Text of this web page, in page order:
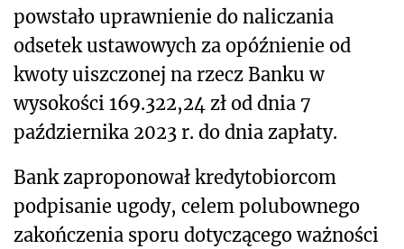
powstało uprawnienie do naliczania
odsetek ustawowych za opóźnienie od
kwoty uiszczonej na rzecz Banku w
wysokości 169.322,24 zł od dnia 7
października 2023 r. do dnia zapłaty.
Bank zaproponował kredytobiorcom
podpisanie ugody, celem polubownego
zakończenia sporu dotyczącego ważności